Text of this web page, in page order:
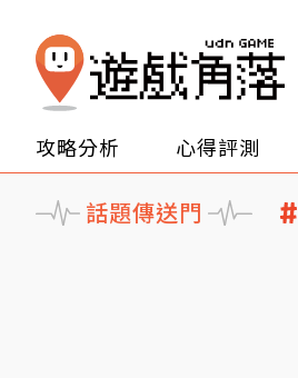
攻略分析 心得評測
話題傳送門